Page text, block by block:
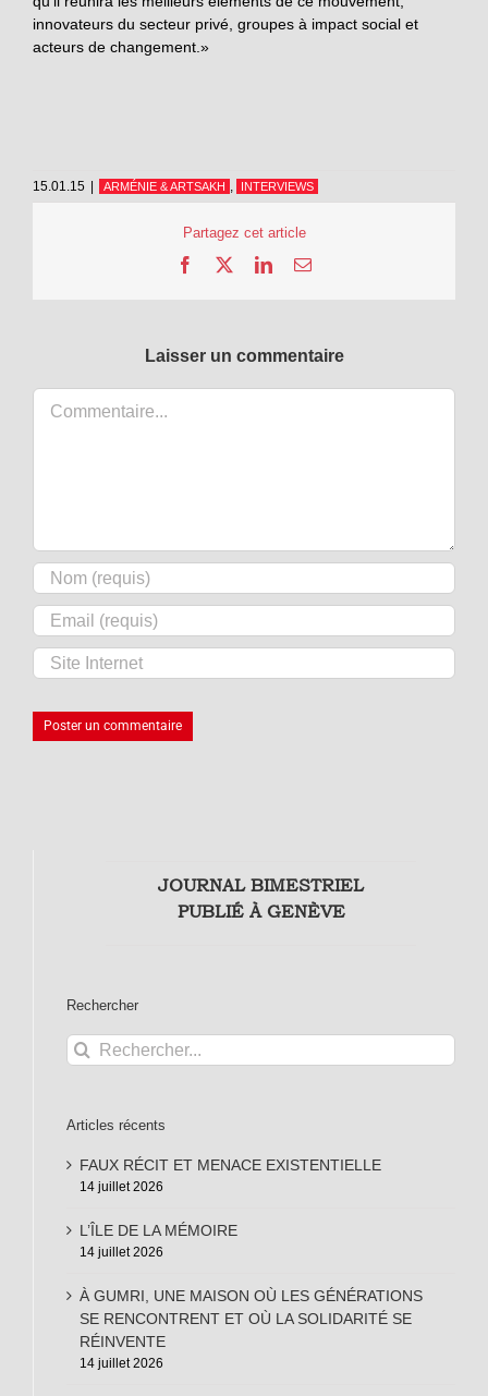
innovateurs du secteur privé, groupes à impact social et
acteurs de changement.»
15.01.15 | ARMÉNIE & ARTSAKH , INTERVIEWS
Partagez cet article
Facebook LinkedInEmail
Laisser un commentaire
Commentaire
JOURNAL BIMESTRIEL
PUBLIÉ À GENÈVE
Rechercher
Rechercher:
Articles récents
FAUX RÉCIT ET MENACE EXISTENTIELLE
14 juillet 2026
L’ÎLE DE LA MÉMOIRE
14 juillet 2026
À GUMRI, UNE MAISON OÙ LES GÉNÉRATIONS
SE RENCONTRENT ET OÙ LA SOLIDARITÉ SE
RÉINVENTE
14 juillet 2026